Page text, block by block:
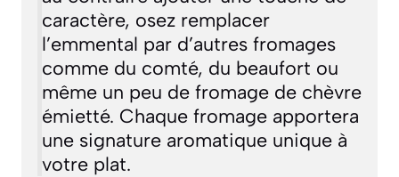
caractère, osez remplacer
l’emmental par d’autres fromages
comme du comté, du beaufort ou
même un peu de fromage de chèvre
émietté. Chaque fromage apportera
une signature aromatique unique à
votre plat.